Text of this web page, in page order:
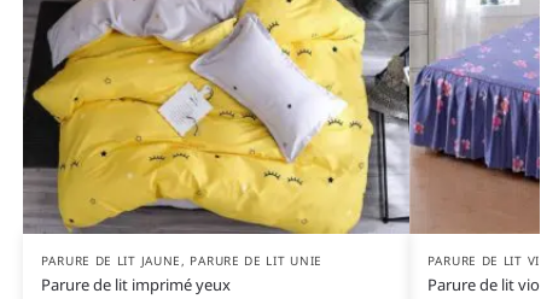
PARURE DE LIT JAUNE, PARURE DE LIT UNIE
Parure de lit imprimé yeux
PARURE DE LIT
Parure de lit